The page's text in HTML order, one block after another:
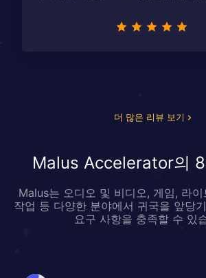
더 많은 리뷰 보기
Malus Accelerator의
Malus는 오디오 및 비디오, 게임, 라
작업 등 다양한 분야에서 귀국을 앞당
요구 사항을 충족할 수 있